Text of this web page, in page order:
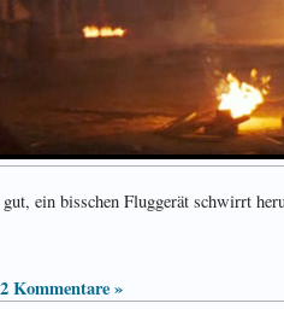
ein bisschen Fluggerät schwirrt
2 Kommentare »